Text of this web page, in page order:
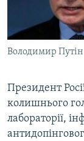
ВІДЕОУРОКИ
СВІДЧЕННЯ
УКРАЇНСЬКА
Русский
Qırımtatar
Усі сайти
Володимир Путін
Президент
колишнього
лабораторії,